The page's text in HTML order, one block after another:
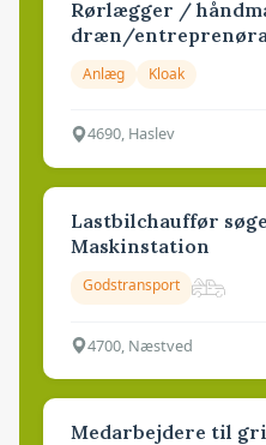
Rørlægger /
dræn/
Anlæg Kloak
4690, Haslev
Lastbilchauffør
Maskinstation
Godstransport
4700, Næstved
Medarbejdere til